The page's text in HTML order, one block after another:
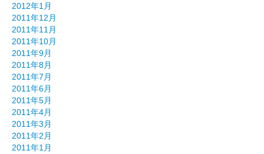
2012年1月
2011年12月
2011年11月
2011年10月
2011年9月
2011年8月
2011年7月
2011年6月
2011年5月
2011年4月
2011年3月
2011年2月
2011年1月